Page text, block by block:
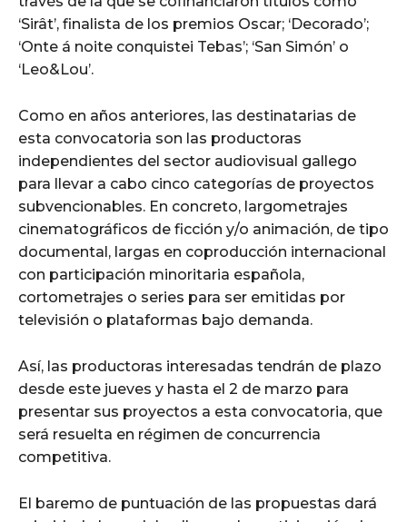
‘Sirât’, finalista de los premios Oscar; ‘Decorado’;
‘Onte á noite conquistei Tebas’; ‘San Simón’ o
‘Leo&Lou’.
Como en años anteriores, las destinatarias de
esta convocatoria son las productoras
independientes del sector audiovisual gallego
para llevar a cabo cinco categorías de proyectos
subvencionables. En concreto, largometrajes
cinematográficos de ficción y/o animación, de tipo
documental, largas en coproducción internacional
con participación minoritaria española,
cortometrajes o series para ser emitidas por
televisión o plataformas bajo demanda.
Así, las productoras interesadas tendrán de plazo
desde este jueves y hasta el 2 de marzo para
presentar sus proyectos a esta convocatoria, que
será resuelta en régimen de concurrencia
competitiva.
El baremo de puntuación de las propuestas dará